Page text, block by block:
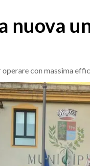
nuova
con massima